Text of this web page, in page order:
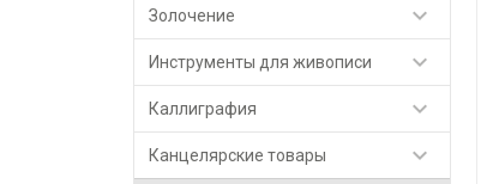
Золочение 
Инструменты для живописи 
Каллиграфия 
Канцелярские товары 